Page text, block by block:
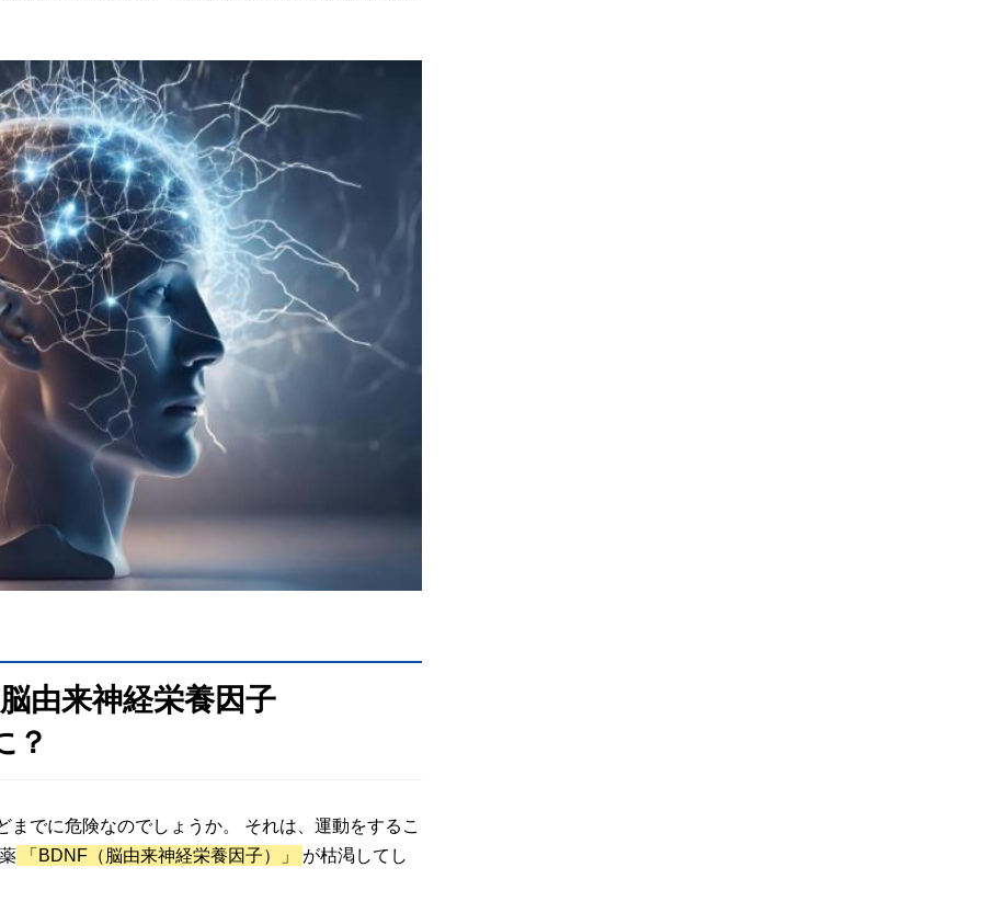
由来神経栄養因子
？
でに危険なのでしょうか。 それは、運動をするこ
「BDNF（脳由来神経栄養因子）」 が枯渇してし